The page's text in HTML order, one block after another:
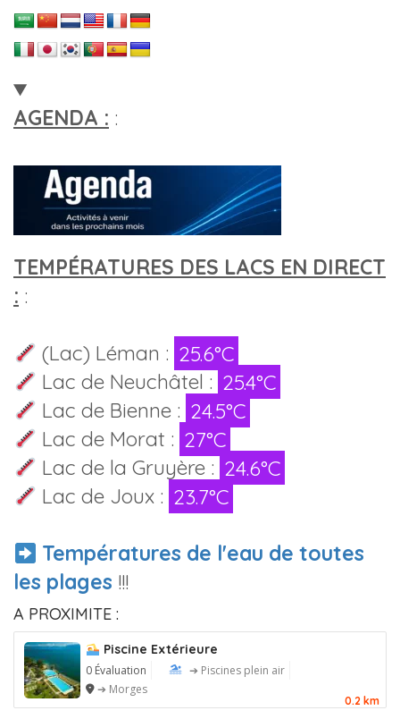
AGENDA : :
TEMPÉRATURES DES LACS EN DIRECT
: :
(Lac) Léman : 25.6°C
Lac de Neuchâtel : 25.4°C
Lac de Bienne : 24.5°C
Lac de Morat : 27°C
Lac de la Gruyère : 24.6°C
Lac de Joux : 23.7°C
Températures de l'eau de toutes
les plages !!!
A PROXIMITE :
Piscine Extérieure
0 Évaluation
➔ Piscines plein air
➔ Morges
0.2 km